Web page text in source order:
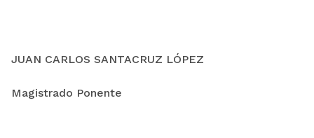
JUAN CARLOS SANTACRUZ LÓPEZ
Magistrado Ponente